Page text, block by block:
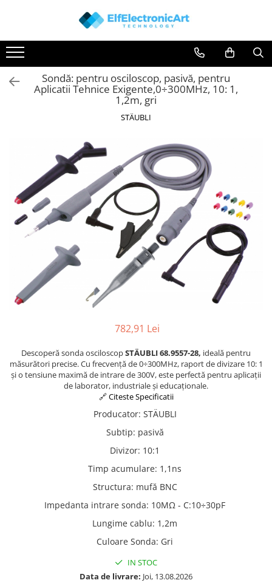
Toate Produsele
Audio
Auto
Instrumente de masura si control
Surse de alimentare
Termometre
Testere
Osciloscoape
Accesorii
Osciloscoape AXIOMET
Osciloscoape B&K PRECISION
Osciloscoape FLUKE
Osciloscoape KEYSIGHT
Osciloscoape OWON
Osciloscoape Peaktech
Osciloscoape ROHDE & SCHWARZ
Osciloscoape TELEDYNE LECROY
Sondă: pentru osciloscop, pasivă, pentru
Aplicatii Tehnice Exigente,0÷300MHz, 10: 1,
1,2m, gri
STÄUBLI
782,91 Lei
Descoperă sonda osciloscopSTÄUBLI 68.9557-28, ideală pentru
măsurători precise. Cu frecvență de 0÷300MHz, raport de divizare 10: 1
și o tensiune maximă de intrare de 300V, este perfectă pentru aplicații
de laborator, industriale și educaționale.
🔗 Citeste Specificatii
Producator: STÄUBLI
Subtip: pasivă
Divizor: 10:1
Timp acumulare: 1,1ns
Structura: mufă BNC
Impedanta intrare sonda: 10MΩ - C:10÷30pF
Lungime cablu: 1,2m
Culoare Sonda: Gri
IN STOC
Data de livrare: Joi, 13.08.2026